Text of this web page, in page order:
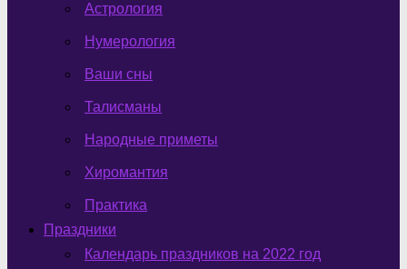
Астрология
Нумерология
Ваши сны
Талисманы
Народные приметы
Хиромантия
Практика
Праздники
Календарь праздников на 2022 год